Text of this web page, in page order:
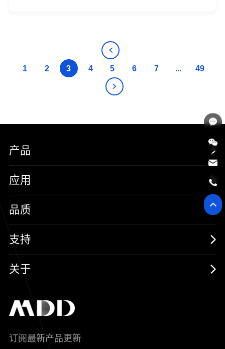
1 2 3 4 5 6 7 ... 49
产品
MOSFETs
保护器件
三极管
SiC
IC
应用
消费电子
汽车电子
新能源
智能家居
新兴行业
品质
可靠性实验室
质量与环境
其他信息(PCN)
支持
样品与支持
关于
订阅最新产品更新